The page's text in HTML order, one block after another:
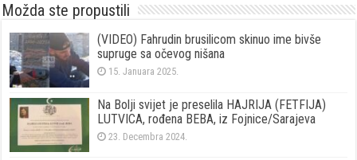
Možda ste propustili
(VIDEO) Fahrudin brusilicom skinuo ime bivše
supruge sa očevog nišana
15. Januara 2025.
Na Bolji svijet je preselila HAJRIJA (FETFIJA)
LUTVICA, rođena BEBA, iz Fojnice/Sarajeva
23. Decembra 2024.